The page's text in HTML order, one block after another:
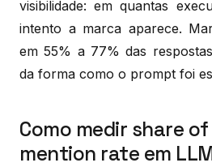
visibilidade: em quantas
intento a marca aparece.
em 55% a 77% das
da forma como o prompt foi
Como medir share
mention rate em